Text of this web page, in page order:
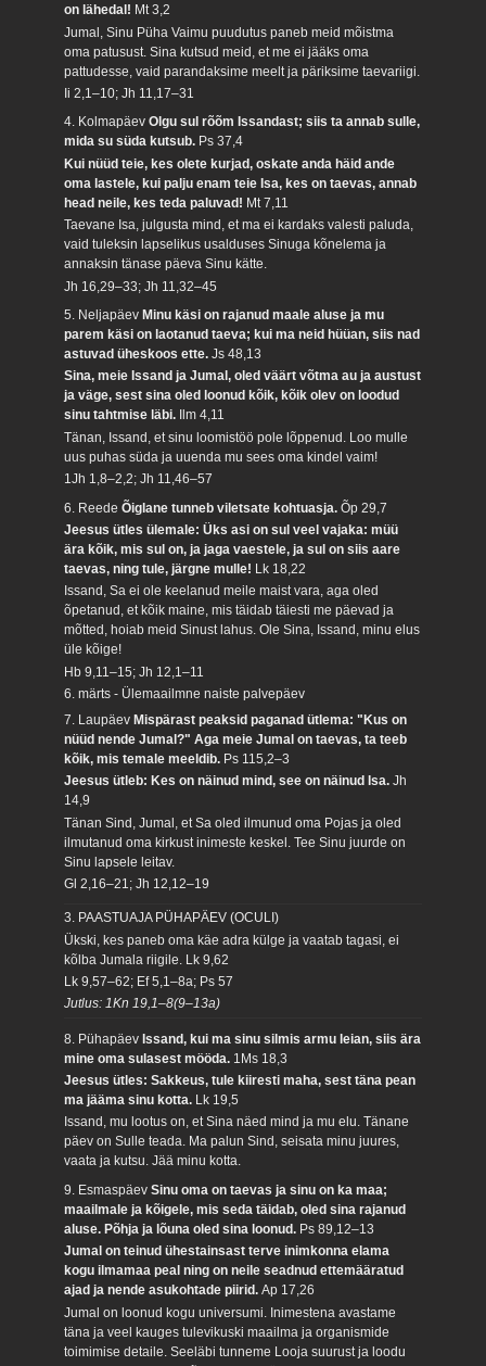
on lähedal! Mt 3,2
Jumal, Sinu Püha Vaimu puudutus paneb meid mõistma
oma patusust. Sina kutsud meid, et me ei jääks oma
pattudesse, vaid parandaksime meelt ja päriksime taevariigi.
Ii 2,1–10; Jh 11,17–31
4. KolmapäevOlgu sul rõõm Issandast; siis ta annab sulle,
mida su süda kutsub. Ps 37,4
Kui nüüd teie, kes olete kurjad, oskate anda häid ande
oma lastele, kui palju enam teie Isa, kes on taevas, annab
head neile, kes teda paluvad! Mt 7,11
Taevane Isa, julgusta mind, et ma ei kardaks valesti paluda,
vaid tuleksin lapselikus usalduses Sinuga kõnelema ja
annaksin tänase päeva Sinu kätte.
Jh 16,29–33; Jh 11,32–45
5. Neljapäev Minu käsi on rajanud maale aluse ja mu
parem käsi on laotanud taeva; kui ma neid hüüan, siis nad
astuvad üheskoos ette.Js 48,13
Sina, meie Issand ja Jumal, oled väärt võtma au ja austust
ja väge, sest sina oled loonud kõik, kõik olev on loodud
sinu tahtmise läbi.
Ilm 4,11
Tänan, Issand, et sinu loomistöö pole lõppenud. Loo mulle
uus puhas süda ja uuenda mu sees oma kindel vaim!
1Jh 1,8–2,2; Jh 11,46–57
6. ReedeÕiglane tunneb viletsate kohtuasja.Õp 29,7
Jeesus ütles ülemale: Üks asi on sul veel vajaka: müü
ära kõik, mis sul on, ja jaga vaestele, ja sul on siis aare
taevas, ning tule, järgne mulle! Lk 18,22
Issand, Sa ei ole keelanud meile maist vara, aga oled
õpetanud, et kõik maine, mis täidab täiesti me päevad ja
mõtted, hoiab meid Sinust lahus. Ole Sina, Issand, minu elus
üle kõige!
Hb 9,11–15; Jh 12,1–11
6. märts - Ülemaailmne naiste palvepäev
7. Laupäev Mispärast peaksid paganad ütlema: "Kus on
nüüd nende Jumal?" Aga meie Jumal on taevas, ta teeb
kõik, mis temale meeldib. Ps 115,2–3
Jeesus ütleb: Kes on näinud mind, see on näinud Isa.Jh
14,9
Tänan Sind, Jumal, et Sa oled ilmunud oma Pojas ja oled
ilmutanud oma kirkust inimeste keskel. Tee Sinu juurde on
Sinu lapsele leitav.
Gl 2,16–21; Jh 12,12–19
3. PAASTUAJA PÜHAPÄEV (OCULI)
Ükski, kes paneb oma käe adra külge ja vaatab tagasi, ei
kõlba Jumala riigile. Lk 9,62
Lk 9,57–62; Ef 5,1–8a; Ps 57
Jutlus: 1Kn 19,1–8(9–13a)
8. PühapäevIssand, kui ma sinu silmis armu leian, siis ära
mine oma sulasest mööda. 1Ms 18,3
Jeesus ütles: Sakkeus, tule kiiresti maha, sest täna pean
ma jääma sinu kotta. Lk 19,5
Issand, mu lootus on, et Sina näed mind ja mu elu. Tänane
päev on Sulle teada. Ma palun Sind, seisata minu juures,
vaata ja kutsu. Jää minu kotta.
9. EsmaspäevSinu oma on taevas ja sinu on ka maa;
maailmale ja kõigele, mis seda täidab, oled sina rajanud
aluse. Põhja ja lõuna oled sina loonud. Ps 89,12–13
Jumal on teinud ühestainsast terve inimkonna elama
kogu ilmamaa peal ning on neile seadnud ettemääratud
ajad ja nende asukohtade piirid.Ap 17,26
Jumal on loonud kogu universumi. Inimestena avastame
täna ja veel kauges tulevikuski maailma ja organismide
toimimise detaile. Seeläbi tunneme Looja suurust ja loodu